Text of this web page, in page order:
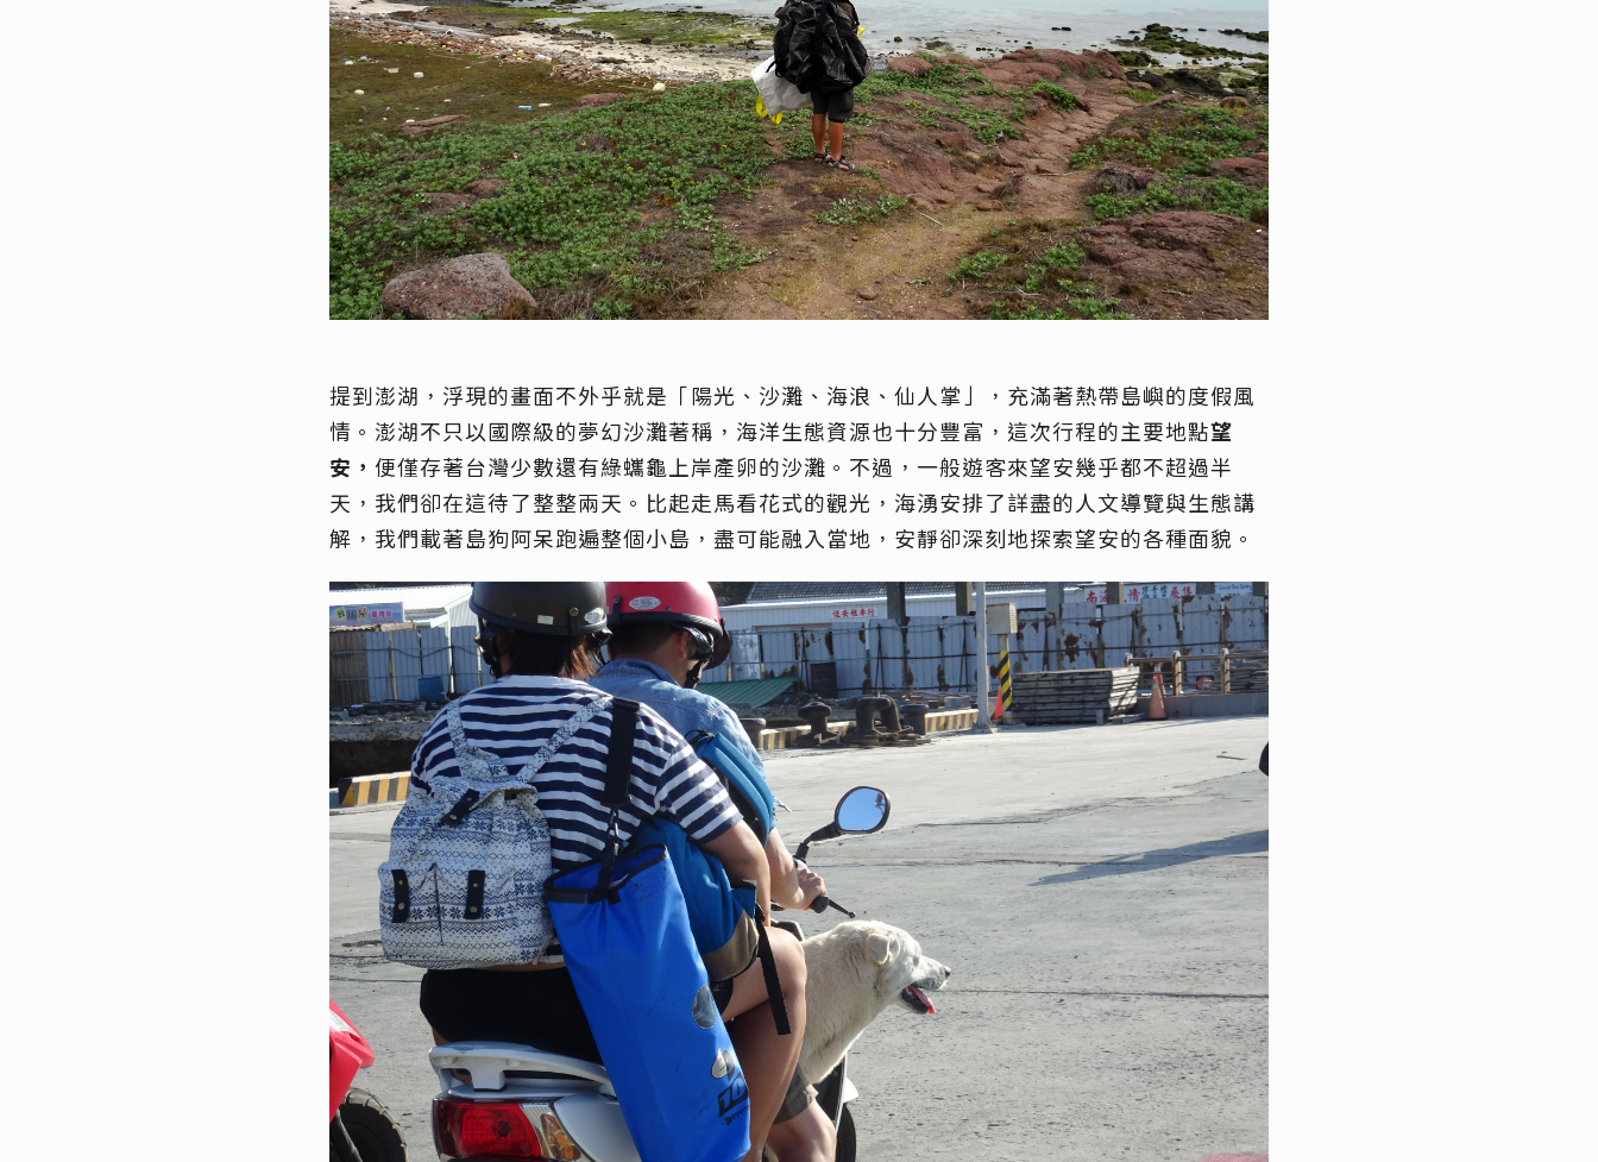
提到澎湖，浮現的畫面不外乎就是「陽光、沙灘、海浪、仙人掌」，充滿著熱帶島嶼的度假風
情。澎湖不只以國際級的夢幻沙灘著稱，海洋生態資源也十分豐富，這次行程的主要地點望
安， 便僅存著台灣少數還有綠蠵龜上岸產卵的沙灘。不過，一般遊客來望安幾乎都不超過半
天，我們卻在這待了整整兩天。比起走馬看花式的觀光，海湧安排了詳盡的人文導覽與生態講
解，我們載著島狗阿呆跑遍整個小島，盡可能融入當地，安靜卻深刻地探索望安的各種面貌。